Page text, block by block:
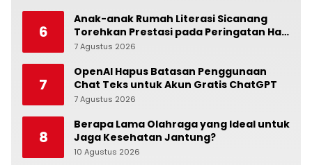
6
Anak-anak Rumah Literasi Sicanang
Torehkan Prestasi pada Peringatan Hari
Anak Nasional di Kecamatan Medan
7 Agustus 2026
7
OpenAI Hapus Batasan Penggunaan
Chat Teks untuk Akun Gratis ChatGPT
7 Agustus 2026
8
Berapa Lama Olahraga yang Ideal untuk
Jaga Kesehatan Jantung?
10 Agustus 2026